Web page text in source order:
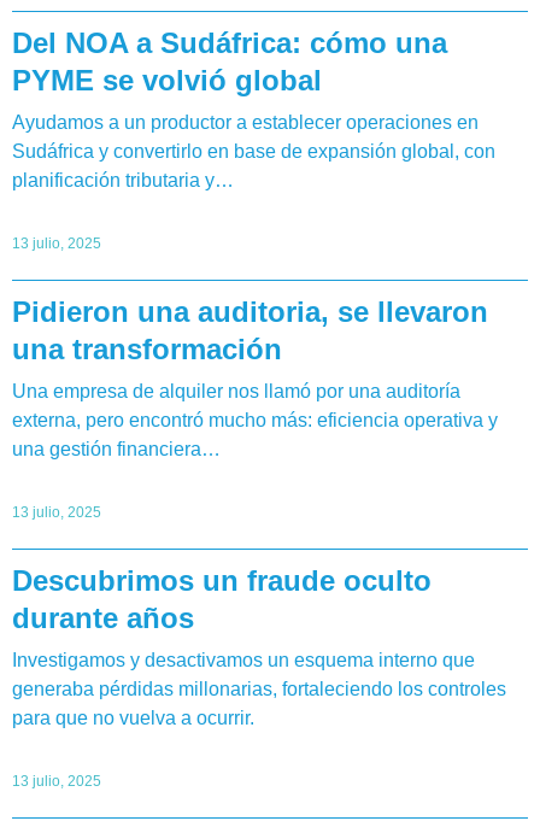
Del NOA a Sudáfrica: cómo una
PYME se volvió global
Ayudamos a un productor a establecer operaciones en
Sudáfrica y convertirlo en base de expansión global, con
planificación tributaria y…
13 julio, 2025
Pidieron una auditoria, se llevaron
una transformación
Una empresa de alquiler nos llamó por una auditoría
externa, pero encontró mucho más: eficiencia operativa y
una gestión financiera…
13 julio, 2025
Descubrimos un fraude oculto
durante años
Investigamos y desactivamos un esquema interno que
generaba pérdidas millonarias, fortaleciendo los controles
para que no vuelva a ocurrir.
13 julio, 2025